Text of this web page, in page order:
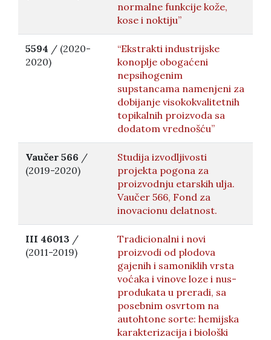
normalne funkcije kože,
kose i noktiju”
5594 / (2020-
2020)
“Ekstrakti industrijske
konoplje obogaćeni
nepsihogenim
supstancama namenjeni za
dobijanje visokokvalitetnih
topikalnih proizvoda sa
dodatom vrednošću”
Vaučer 566 /
(2019-2020)
Studija izvodljivosti
projekta pogona za
proizvodnju etarskih ulja.
Vaučer 566, Fond za
inovacionu delatnost.
III 46013 /
(2011-2019)
Tradicionalni i novi
proizvodi od plodova
gajenih i samoniklih vrsta
voćaka i vinove loze i nus-
produkata u preradi, sa
posebnim osvrtom na
autohtone sorte: hemijska
karakterizacija i biološki